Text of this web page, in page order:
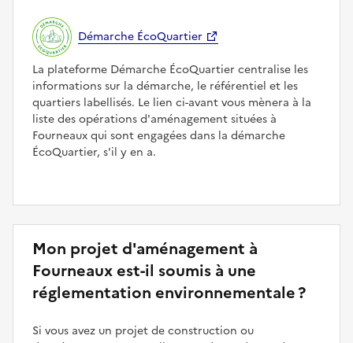
Démarche ÉcoQuartier
La plateforme Démarche ÉcoQuartier centralise les
informations sur la démarche, le référentiel et les
quartiers labellisés. Le lien ci-avant vous mènera à la
liste des opérations d'aménagement situées à
Fourneaux qui sont engagées dans la démarche
ÉcoQuartier, s'il y en a.
Mon projet d'aménagement à
Fourneaux est-il soumis à une
réglementation environnementale ?
Si vous avez un projet de construction ou